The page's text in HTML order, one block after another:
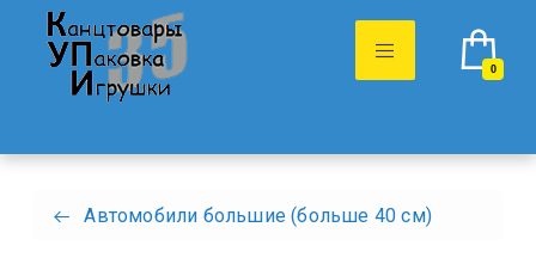
0
Автомобили большие (больше 40 см)